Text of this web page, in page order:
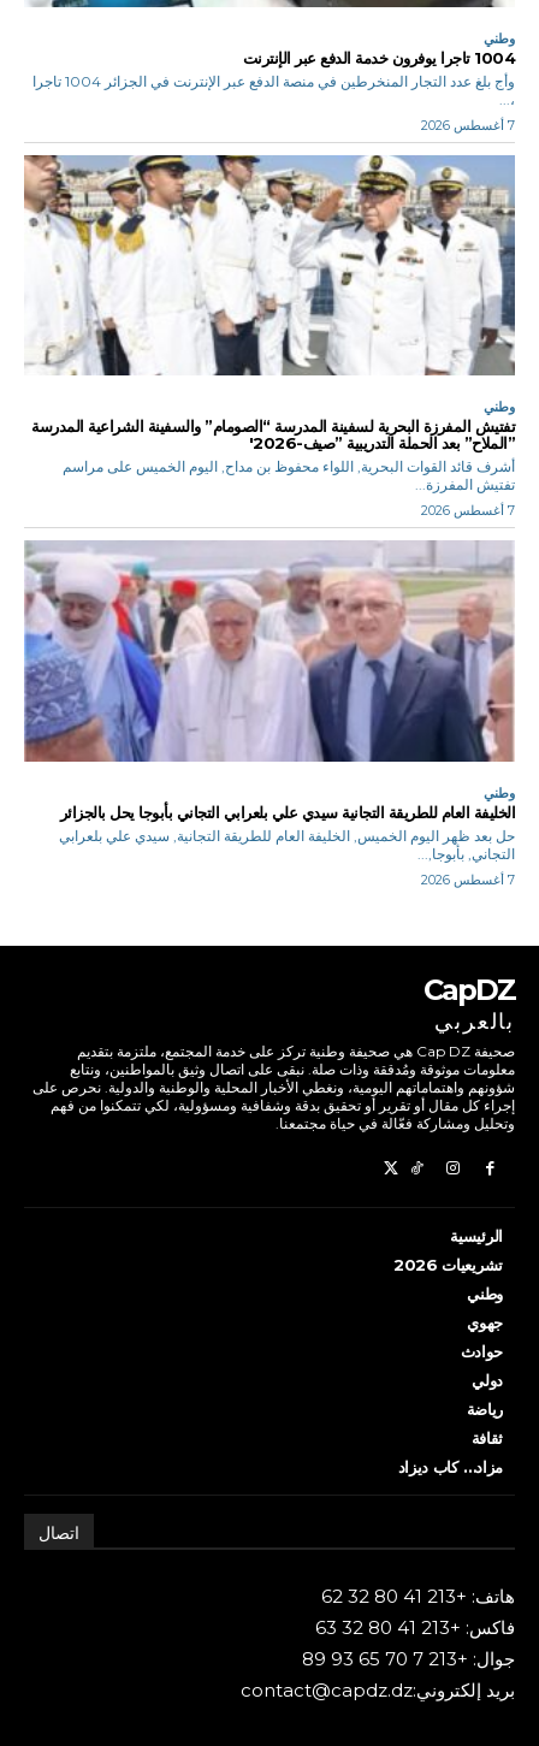
وطني
1004 تاجرا يوفرون خدمة الدفع عبر الإنترنت
وأج بلغ عدد التجار المنخرطين في منصة الدفع عبر الإنترنت في الجزائر 1004 تاجرا
،...
7 أغسطس 2026
وطني
تفتيش المفرزة البحرية لسفينة المدرسة “الصومام” والسفينة الشراعية المدرسة
”الملاح” بعد الحملة التدريبية ”صيف-2026′
أشرف قائد القوات البحرية, اللواء محفوظ بن مداح, اليوم الخميس على مراسم
تفتيش المفرزة...
7 أغسطس 2026
وطني
الخليفة العام للطريقة التجانية سيدي علي بلعرابي التجاني بأبوجا يحل بالجزائر
حل بعد ظهر اليوم الخميس, الخليفة العام للطريقة التجانية, سيدي علي بلعرابي
التجاني, بأبوجا,...
7 أغسطس 2026
CapDZ
بالعربي
صحيفة Cap DZ هي صحيفة وطنية تركز على خدمة المجتمع، ملتزمة بتقديم
معلومات موثوقة ومُدققة وذات صلة. نبقى على اتصال وثيق بالمواطنين، ونتابع
شؤونهم واهتماماتهم اليومية، ونغطي الأخبار المحلية والوطنية والدولية. نحرص على
إجراء كل مقال أو تقرير أو تحقيق بدقة وشفافية ومسؤولية، لكي تتمكنوا من فهم
وتحليل ومشاركة فعّالة في حياة مجتمعنا.
الرئيسية
تشريعيات 2026
وطني
جهوي
حوادث
دولي
رياضة
ثقافة
مزاد… كاب ديزاد
اتصال
هاتف: +213 41 80 32 62
فاكس: +213 41 80 32 63
جوال: +213 7 70 65 93 89
بريد إلكتروني:contact@capdz.dz